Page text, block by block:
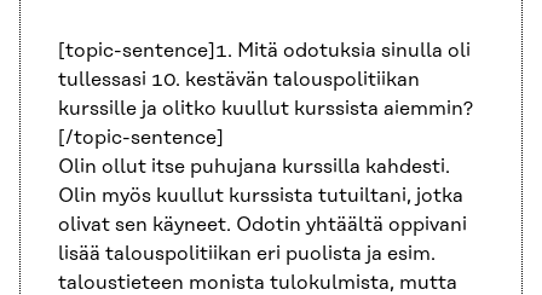
[topic-sentence]1. Mitä odotuksia sinulla oli
tullessasi 10. kestävän talouspolitiikan
kurssille ja olitko kuullut kurssista aiemmin?
[/topic-sentence]
Olin ollut itse puhujana kurssilla kahdesti.
Olin myös kuullut kurssista tutuiltani, jotka
olivat sen käyneet. Odotin yhtäältä oppivani
lisää talouspolitiikan eri puolista ja esim.
taloustieteen monista tulokulmista, mutta